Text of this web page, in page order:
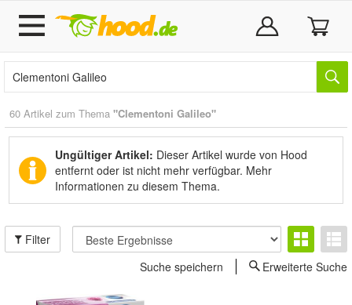
60 Artikel zum Thema "Clementoni Galileo"
Ungültiger Artikel: Dieser Artikel wurde von Hood
entfernt oder ist nicht mehr verfügbar. Mehr
Informationen zu diesem Thema.
Filter
Suche speichern
Erweiterte Suche